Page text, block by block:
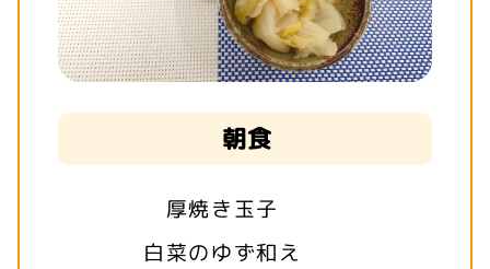
朝食
厚焼き玉子
白菜のゆず和え